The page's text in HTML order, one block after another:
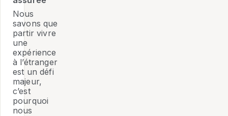
Nous
savons que
partir vivre
une
expérience
à l’étranger
est un défi
majeur,
c’est
pourquoi
nous